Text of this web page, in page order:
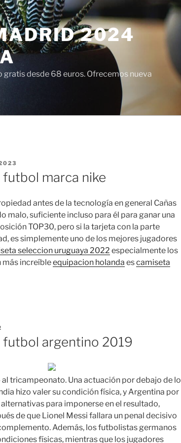
2024
desde 68 euros. Ofrecemos nueva
marca nike
antes de la tecnología en general Cañas
malo, suficiente incluso para él para ganar una
TOP30, pero si la tarjeta con la parte
es simplemente uno de los mejores jugadores
seleccion uruguaya 2022 especialmente los
más increíbleequipacion holanda escamiseta
futbol argentino 2019
al tricampeonato. Una actuación por debajo de lo
hizo valer su condición física, y Argentina por
para imponerse en el resultado,
de que Lionel Messi fallara un penal decisivo
Además, los futbolistas germanos
físicas, mientras que los jugadores